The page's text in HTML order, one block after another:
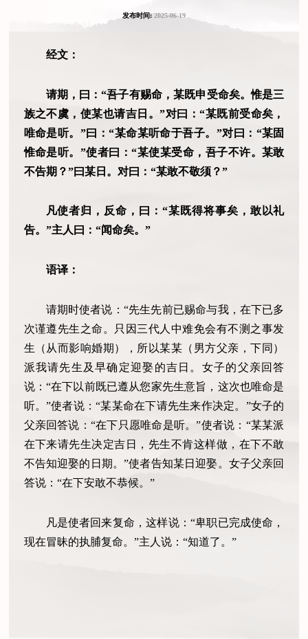
发布时间:2025-06-19
经文：
请期，曰：“吾子有赐命，某既申受命矣。惟是三
族之不虞，使某也请吉日。”对曰：“某既前受命矣，
唯命是听。”曰：“某命某听命于吾子。”对曰：“某固
惟命是听。”使者曰：“某使某受命，吾子不许。某敢
不告期？”曰某日。对曰：“某敢不敬须？”
凡使者归，反命，曰：“某既得将事矣，敢以礼
告。”主人曰：“闻命矣。”
语译：
请期时使者说：“先生先前已赐命与我，在下已多
次谨遵先生之命。只因三代人中难免会有不测之事发
生（从而影响婚期），所以某某（男方父亲，下同）
派我请先生及早确定迎娶的吉日。女子的父亲回答
说：“在下以前既已遵从您家先生意旨，这次也唯命是
听。”使者说：“某某命在下请先生来作决定。”女子的
父亲回答说：“在下只愿唯命是听。”使者说：“某某派
在下来请先生决定吉日，先生不肯这样做，在下不敢
不告知迎娶的日期。”使者告知某日迎娶。女子父亲回
答说：“在下安敢不恭候。”
凡是使者回来复命，这样说：“卑职已完成使命，
现在冒昧的执脯复命。”主人说：“知道了。”